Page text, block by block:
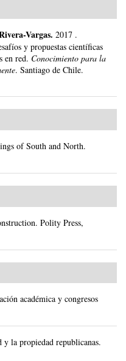
Vargas. 2017 .
y propuestas científicas
en red. Conocimiento para la
. Santiago de Chile.
of South and North.
Polity Press,
académica y congresos
la propiedad republicanas.